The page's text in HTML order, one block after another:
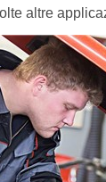
altre